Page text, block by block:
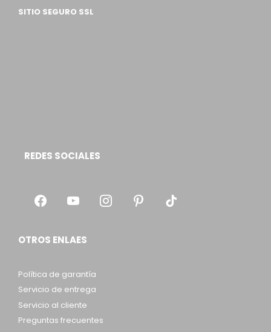
SITIO SEGURO SSL
REDES SOCIALES
OTROS ENLAES
Política de garantía
Servicio de entrega
Servicio al cliente
Preguntas frecuentes